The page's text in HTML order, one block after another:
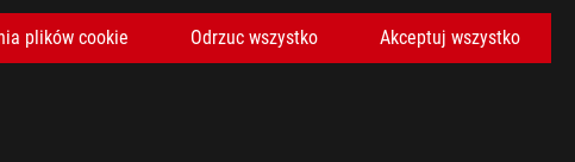
plików cookie Odrzuc wszystko Akceptuj wszystko